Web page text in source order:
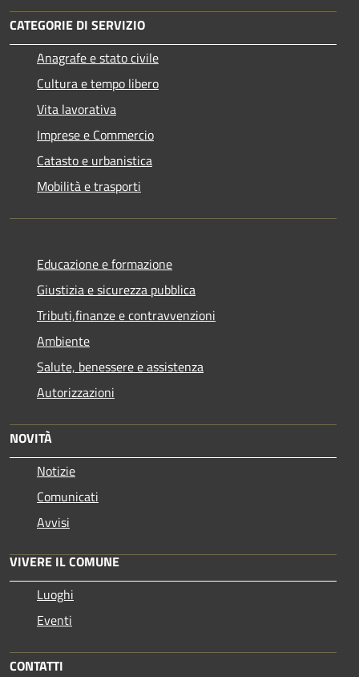
CATEGORIE DI SERVIZIO
Anagrafe e stato civile
Cultura e tempo libero
Vita lavorativa
Imprese e Commercio
Catasto e urbanistica
Mobilità e trasporti
Educazione e formazione
Giustizia e sicurezza pubblica
Tributi,finanze e contravvenzioni
Ambiente
Salute, benessere e assistenza
Autorizzazioni
NOVITÀ
Notizie
Comunicati
Avvisi
VIVERE IL COMUNE
Luoghi
Eventi
CONTATTI